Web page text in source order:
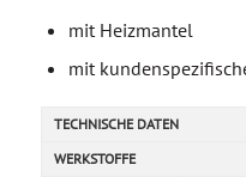
mit Heizmantel
mit
TECHNISCHE DATEN
WERKSTOFFE